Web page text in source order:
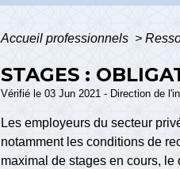
Accueil professionnels >
STAGES :
Vérifié le 03 Jun 2021 - Direction de
Les employeurs du secteur
notamment les conditions de
maximal de stages en cours,